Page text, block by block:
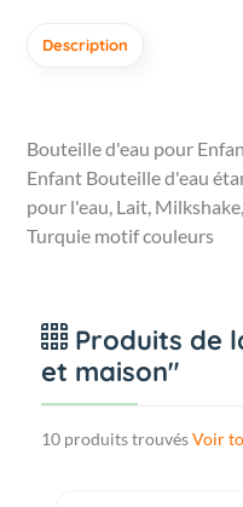
Description
Bouteille d'eau pour
Enfant Bouteille d'eau
pour l'eau, Lait,
Turquie motif couleurs
Produits de
et maison"
10 produits trouvésVoir